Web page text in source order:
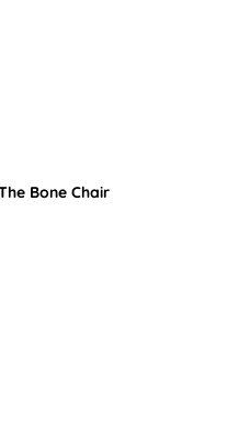
Bone Chair